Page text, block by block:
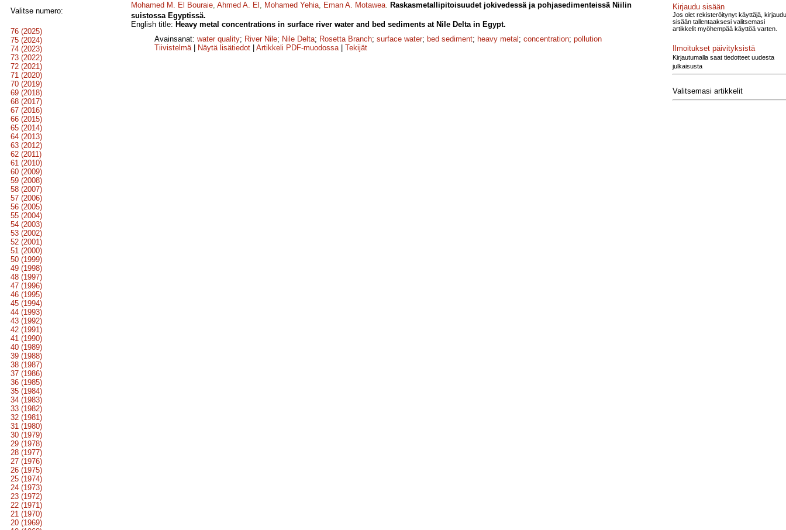
Valitse numero:
76 (2025)
75 (2024)
74 (2023)
73 (2022)
72 (2021)
71 (2020)
70 (2019)
69 (2018)
68 (2017)
67 (2016)
66 (2015)
65 (2014)
64 (2013)
63 (2012)
62 (2011)
61 (2010)
60 (2009)
59 (2008)
58 (2007)
57 (2006)
56 (2005)
55 (2004)
54 (2003)
53 (2002)
52 (2001)
51 (2000)
50 (1999)
49 (1998)
48 (1997)
47 (1996)
46 (1995)
45 (1994)
44 (1993)
43 (1992)
42 (1991)
41 (1990)
40 (1989)
39 (1988)
38 (1987)
37 (1986)
36 (1985)
35 (1984)
34 (1983)
33 (1982)
32 (1981)
31 (1980)
30 (1979)
29 (1978)
28 (1977)
27 (1976)
26 (1975)
25 (1974)
24 (1973)
23 (1972)
22 (1971)
21 (1970)
20 (1969)
Mohamed M. El Bouraie, Ahmed A. El , Mohamed Yehia, Eman A. Motawea. Raskasmetallipitoisuudet jokivedessä ja pohjasedimenteissä Niilin
suistossa Egyptissä.
English title: Heavy metal concentrations in surface river water and bed sediments at Nile Delta in Egypt.
Avainsanat: water quality; River Nile; Nile Delta; Rosetta Branch; surface water; bed sediment; heavy metal ; concentration; pollution
Tiivistelmä| Näytä lisätiedot Artikkeli PDF-muodossa| Tekijät
Kirjaudu sisään
Jos olet rekisteröitynyt käyttäjä, kirjaudu
sisään tallentaaksesi valitsemasi
artikkelit myöhempää käyttöä varten.
Ilmoitukset päivityksistä
Kirjautumalla saat tiedotteet uudesta
julkaisusta
Valitsemasi artikkelit